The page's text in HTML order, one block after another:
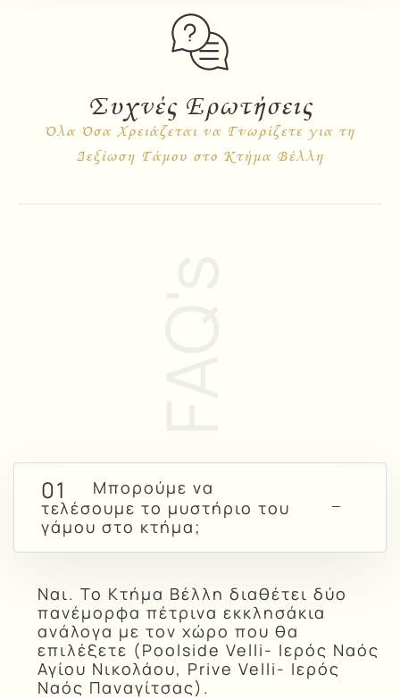
Συχνές Ερωτήσεις
Όλα Όσα Χρειάζεται να Γνωρίζετε για τη
Δεξίωση Γάμου στο Κτήμα Βέλλη
01
Μπορούμε να
τελέσουμε το μυστήριο του
γάμου στο κτήμα;
Ναι. Το Κτήμα Βέλλη διαθέτει δύο
πανέμορφα πέτρινα εκκλησάκια
ανάλογα με τον χώρο που θα
επιλέξετε (Poolside Velli- Ιερός Ναός
Αγίου Νικολάου, Prive Velli- Ιερός
Ναός Παναγίτσας).